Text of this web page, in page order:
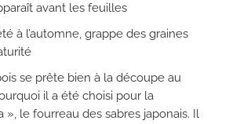
avant les feuilles
à l’automne, grappe des graines
se prête bien à la découpe au
il a été choisi pour la
», le fourreau des sabres japonais. Il